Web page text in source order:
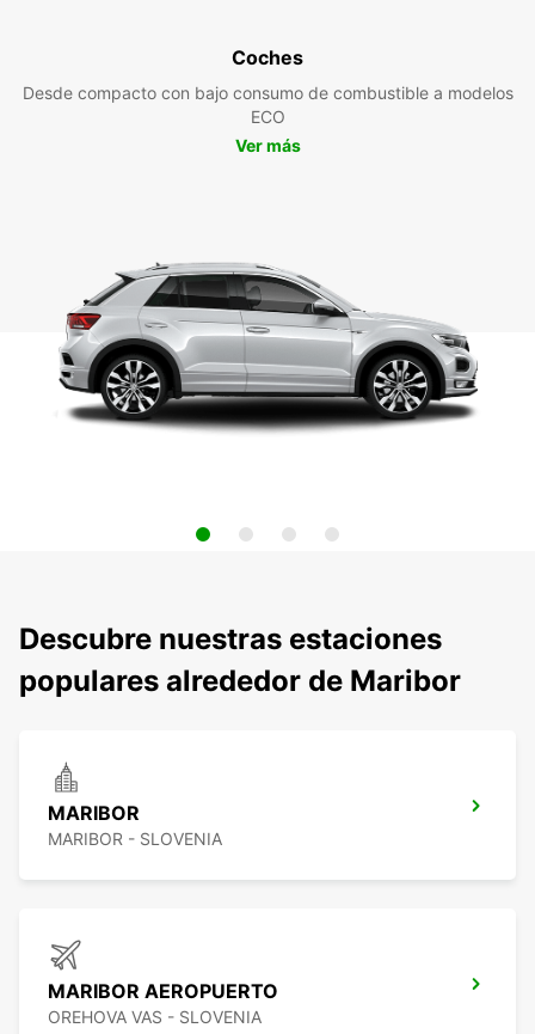
Coches
Desde compacto con bajo consumo de combustible a modelos
ECO
Ver más
Descubre nuestras estaciones
populares alrededor de Maribor
MARIBOR
MARIBOR - SLOVENIA
MARIBOR AEROPUERTO
OREHOVA VAS - SLOVENIA